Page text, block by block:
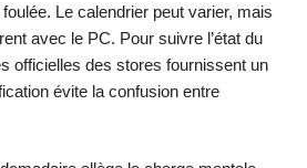
Le calendrier peut varier, mais
avec le PC. Pour suivre l’état du
officielles des stores fournissent un
évite la confusion entre